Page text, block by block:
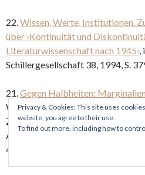
22.Wissen, Werte, Institutionen.
über ›Kontinuität und
Literaturwissenschaft nach 1945‹,
Schillergesellschaft 38, 1994, S.
21.Gegen Halbheiten:
Walter Schmitz (Hg.),
Zur Wirkung deutscher Exilanten
Aufnahmeländer, Stuttgart und
48.
Privacy & Cookies: This site uses
website, you agree to their use.
To find out more, including how to